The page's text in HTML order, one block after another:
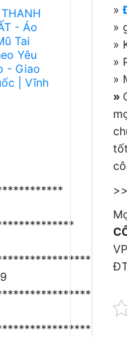
- Áo
Tai
Yêu
- Giao
| Vĩnh
»
»
»
»
»
»